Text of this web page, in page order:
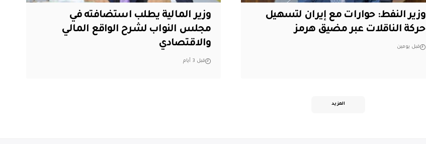
وزير النفط: حوارات مع إيران لتسهيل
حركة الناقلات عبر مضيق هرمز
قبل يومين
وزير المالية يطلب استضافته في
مجلس النواب لشرح الواقع المالي
والاقتصادي
قبل 3 أيام
المزيد